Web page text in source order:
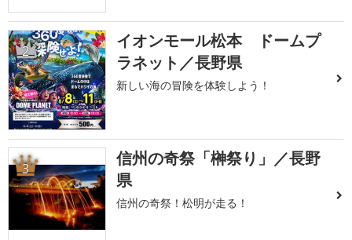
2
イオンモール松本 ドームプ
ラネット／長野県
新しい海の冒険を体験しよう！
3
信州の奇祭「榊祭り」／長野
県
信州の奇祭！松明が走る！